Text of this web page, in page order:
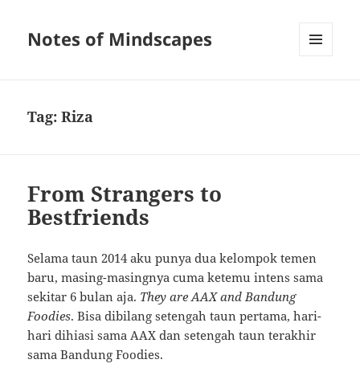
Notes of Mindscapes
Tag:Riza
From Strangers to
Bestfriends
Selama taun 2014 aku punya dua kelompok temen
baru, masing-masingnya cuma ketemu intens sama
sekitar 6 bulan aja. They are AAX and Bandung
Foodies. Bisa dibilang setengah taun pertama, hari-
hari dihiasi sama AAX dan setengah taun terakhir
sama Bandung Foodies.